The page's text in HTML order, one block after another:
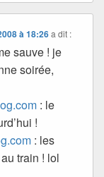
à 18:26 a dit :
sauve ! je
soirée,
: le
!
: les
train ! lol